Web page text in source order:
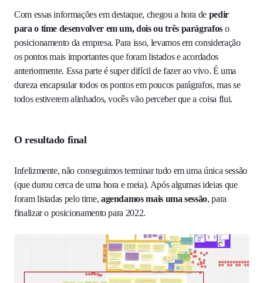
Com essas informações em destaque, chegou a hora de pedir
para o time desenvolver em um, dois ou três parágrafos o
posicionamento da empresa. Para isso, levamos em consideração
os pontos mais importantes que foram listados e acordados
anteriormente. Essa parte é super difícil de fazer ao vivo. É uma
dureza encapsular todos os pontos em poucos parágrafos, mas se
todos estiverem alinhados, vocês vão perceber que a coisa flui.
O resultado final
Infelizmente, não conseguimos terminar tudo em uma única sessão
(que durou cerca de uma hora e meia). Após algumas ideias que
foram listadas pelo time, agendamos mais uma sessão, para
finalizar o posicionamento para 2022.